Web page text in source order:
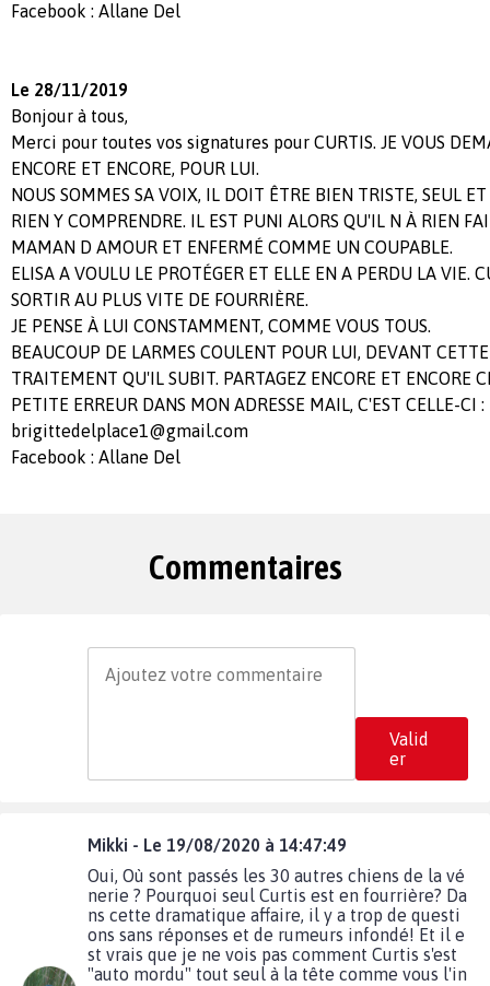
Facebook : Allane Del
Le 28/11/2019
Bonjour à tous,
Merci pour toutes vos signatures pour CURTIS. JE VOUS
ENCORE ET ENCORE, POUR LUI.
NOUS SOMMES SA VOIX, IL DOIT ÊTRE BIEN TRISTE, SEUL
RIEN Y COMPRENDRE. IL EST PUNI ALORS QU'IL N À RIEN
MAMAN D AMOUR ET ENFERMÉ COMME UN COUPABLE.
ELISA A VOULU LE PROTÉGER ET ELLE EN A PERDU LA VIE.
SORTIR AU PLUS VITE DE FOURRIÈRE.
JE PENSE À LUI CONSTAMMENT, COMME VOUS TOUS.
BEAUCOUP DE LARMES COULENT POUR LUI, DEVANT
TRAITEMENT QU'IL SUBIT. PARTAGEZ ENCORE ET ENCORE
PETITE ERREUR DANS MON ADRESSE MAIL, C'EST CELLE-CI :
brigittedelplace1@gmail.com
Facebook : Allane Del
Commentaires
Valid
er
Mikki - Le 19/08/2020 à 14:47:49
Oui, Où sont passés les 30 autres chiens de la vé
nerie ? Pourquoi seul Curtis est en fourrière? Da
ns cette dramatique affaire, il y a trop de questi
ons sans réponses et de rumeurs infondé! Et il e
st vrais que je ne vois pas comment Curtis s'est
"auto mordu" tout seul à la tête comme vous l'in